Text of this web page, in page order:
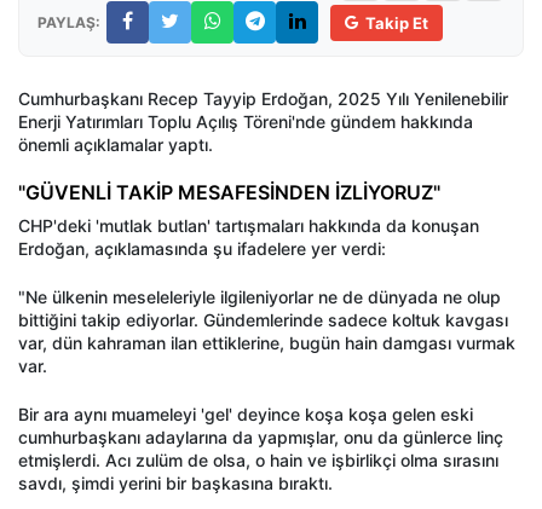
PAYLAŞ: Takip Et
Cumhurbaşkanı Recep Tayyip Erdoğan, 2025 Yılı Yenilenebilir
Enerji Yatırımları Toplu Açılış Töreni'nde gündem hakkında
önemli açıklamalar yaptı.
"GÜVENLİ TAKİP MESAFESİNDEN İZLİYORUZ"
CHP'deki 'mutlak butlan' tartışmaları hakkında da konuşan
Erdoğan, açıklamasında şu ifadelere yer verdi:
"Ne ülkenin meseleleriyle ilgileniyorlar ne de dünyada ne olup
bittiğini takip ediyorlar. Gündemlerinde sadece koltuk kavgası
var, dün kahraman ilan ettiklerine, bugün hain damgası vurmak
var.
Bir ara aynı muameleyi 'gel' deyince koşa koşa gelen eski
cumhurbaşkanı adaylarına da yapmışlar, onu da günlerce linç
etmişlerdi. Acı zulüm de olsa, o hain ve işbirlikçi olma sırasını
savdı, şimdi yerini bir başkasına bıraktı.